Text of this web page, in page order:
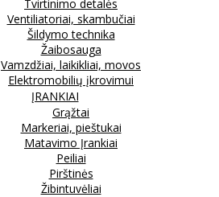
Tvirtinimo detalės
Ventiliatoriai, skambučiai
Šildymo technika
Žaibosauga
Vamzdžiai, laikikliai, movos
Elektromobilių įkrovimui
ĮRANKIAI
Grąžtai
Markeriai, pieštukai
Matavimo Įrankiai
Peiliai
Pirštinės
Žibintuvėliai